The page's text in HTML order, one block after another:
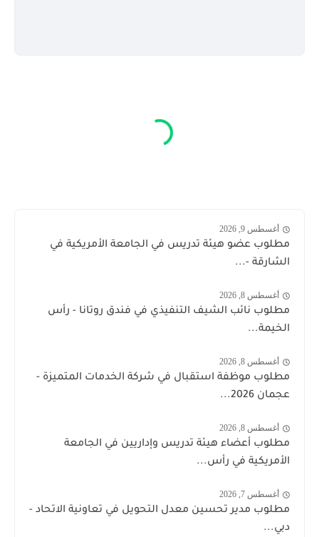
أغسطس 9, 2026
مطلوب عضو هيئة تدريس في الجامعة الأمريكية في
الشارقة -...
أغسطس 8, 2026
مطلوب نائب الشيف التنفيذي في فندق روتانا - رأس
الخيمة...
أغسطس 8, 2026
مطلوب موظفة استقبال في شركة الخدمات المتميزة -
عجمان 2026...
أغسطس 8, 2026
مطلوب أعضاء هيئة تدريس وإداريين في الجامعة
الأمريكية في رأس...
أغسطس 7, 2026
مطلوب مدير تحسين معدل التحويل في تعاونية الاتحاد -
دبي...